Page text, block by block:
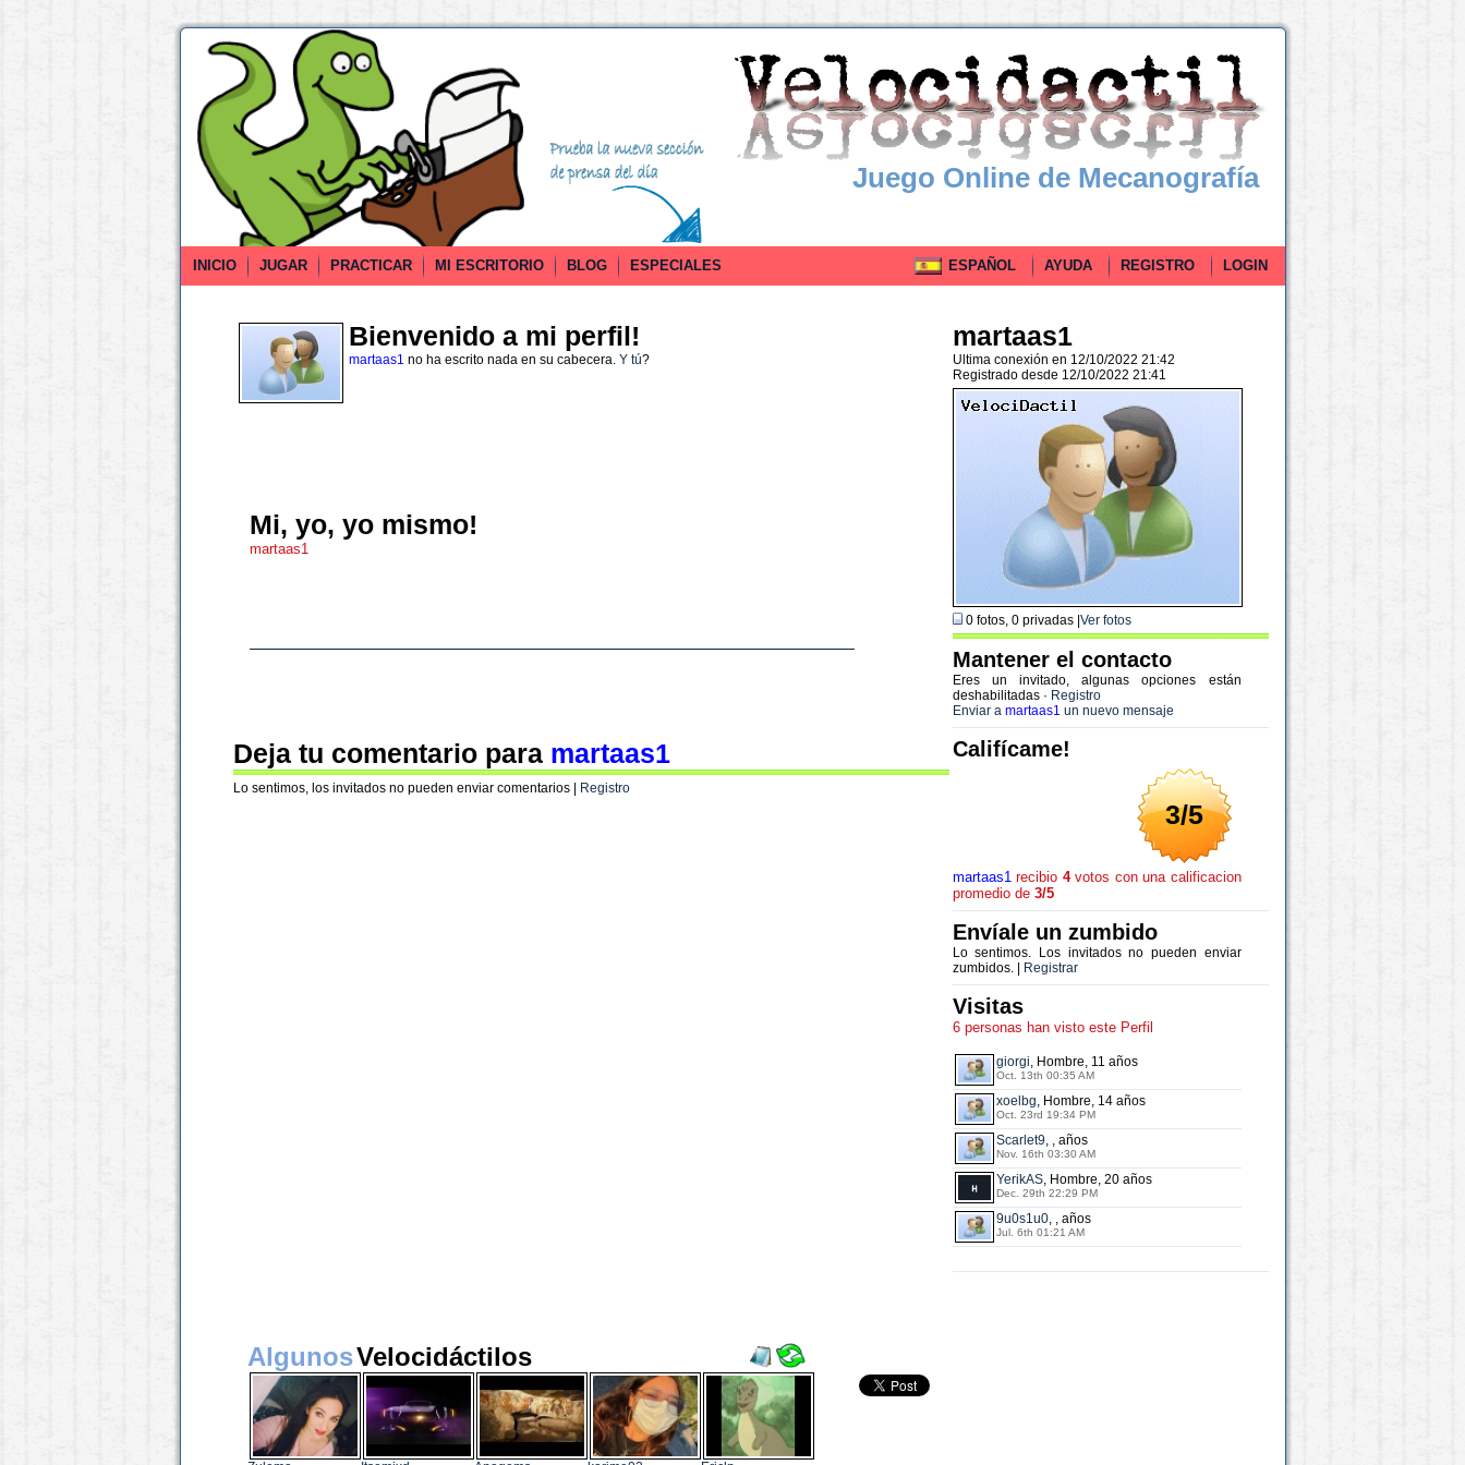
Juego Online de Mecanografía
INICIO JUGAR PRACTICAR MI ESCRITORIO BLOG ESPECIALES ESPAÑOL AYUDA REGISTRO LOGIN
Bienvenido a mi perfil!
martaas1 no ha escrito nada en su cabecera. Y tú?
Mi, yo, yo mismo!
martaas1
Deja tu comentario para martaas1
Lo sentimos, los invitados no pueden enviar comentarios | Registro
martaas1
Ultima conexión en 12/10/2022 21:42
Registrado desde 12/10/2022 21:41
0 fotos, 0 privadas | Ver fotos
Mantener el contacto
Eres un invitado, algunas opciones están
deshabilitadas · Registro
Enviar a martaas1 un nuevo mensaje
Califícame!
3/5
martaas1recibio 4votos con una calificacion
promedio de 3/5
Envíale un zumbido
Lo sentimos. Los invitados no pueden enviar
zumbidos. |
Registrar
Visitas
6 personas han visto este Perfil
giorgi, Hombre, 11 años
Oct. 13th 00:35 AM
xoelbg, Hombre, 14 años
Oct. 23rd 19:34 PM
Scarlet9, , años
Nov. 16th 03:30 AM
YerikAS, Hombre, 20 años
Dec. 29th 22:29 PM
9u0s1u0, , años
Jul. 6th 01:21 AM
AlgunosVelocidáctilos